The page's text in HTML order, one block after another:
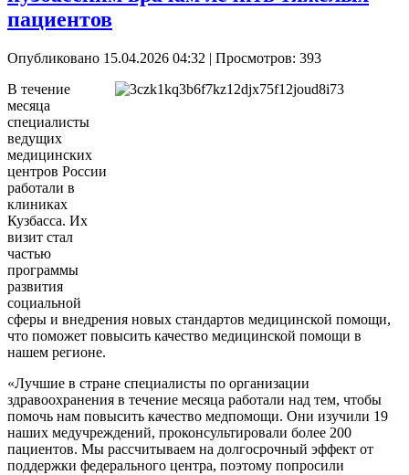
пациентов
Опубликовано 15.04.2026 04:32 | Просмотров: 393
В течение
месяца
специалисты
ведущих
медицинских
центров России
работали в
клиниках
Кузбасса. Их
визит стал
частью
программы
развития
социальной
сферы и внедрения новых стандартов медицинской помощи,
что поможет повысить качество медицинской помощи в
нашем регионе.
«Лучшие в стране специалисты по организации
здравоохранения в течение месяца работали над тем, чтобы
помочь нам повысить качество медпомощи. Они изучили 19
наших медучреждений, проконсультировали более 200
пациентов. Мы рассчитываем на долгосрочный эффект от
поддержки федерального центра, поэтому попросили